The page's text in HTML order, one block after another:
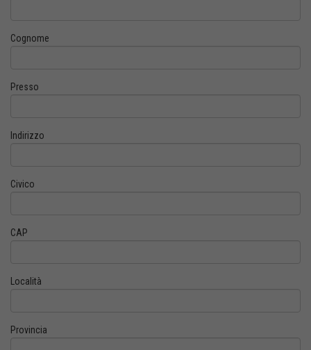
Cognome
Presso
Indirizzo
Civico
CAP
Località
Provincia